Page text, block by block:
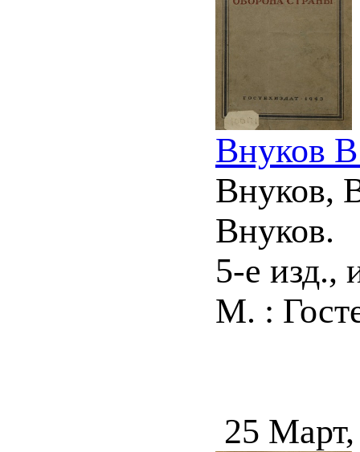
Внуков
Внуков,
Внуков.
5-е изд.,
М. :
25